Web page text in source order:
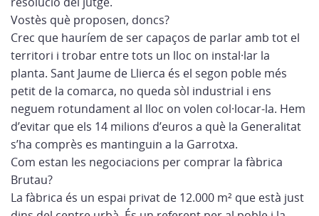
Vostès què proposen, doncs?
Crec que hauríem de ser capaços de parlar amb tot el
territori i trobar entre tots un lloc on instal·lar la
planta. Sant Jaume de Llierca és el segon poble més
petit de la comarca, no queda sòl industrial i ens
neguem rotundament al lloc on volen col·locar-la. Hem
d’evitar que els 14 milions d’euros a què la Generalitat
s’ha comprès es mantinguin a la Garrotxa.
Com estan les negociacions per comprar la fàbrica
Brutau?
La fàbrica és un espai privat de 12.000 m² que està just